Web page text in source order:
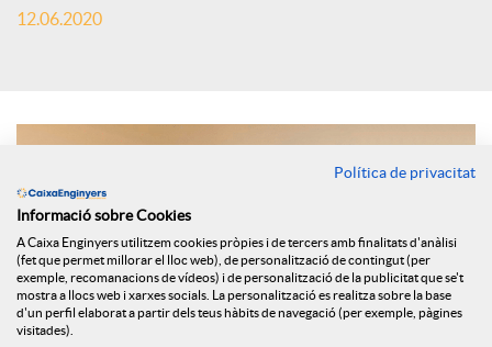
c
l
s
12.06.2020
Política de privacitat
Informació sobre Cookies
A Caixa Enginyers utilitzem cookies pròpies i de tercers amb finalitats d'anàlisi
(fet que permet millorar el lloc web), de personalització de contingut (per
exemple, recomanacions de vídeos) i de personalització de la publicitat que se't
mostra a llocs web i xarxes socials. La personalització es realitza sobre la base
d'un perfil elaborat a partir dels teus hàbits de navegació (per exemple, pàgines
visitades).